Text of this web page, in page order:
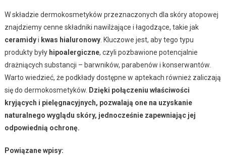
W składzie dermokosmetyków przeznaczonych dla skóry atopowej
znajdziemy cenne składniki nawilżające i łagodzące, takie jak
ceramidyi kwas hialuronowy. Kluczowe jest, aby tego typu
produkty były hipoalergiczne, czyli pozbawione potencjalnie
drażniących substancji – barwników, parabenów i konserwantów.
Warto wiedzieć, że podkłady dostępne w aptekach również zaliczają
się do dermokosmetyków. Dzięki połączeniu właściwości
kryjących i pielęgnacyjnych, pozwalają one na uzyskanie
naturalnego wyglądu skóry, jednocześnie zapewniając jej
odpowiednią ochronę.
Powiązane wpisy: